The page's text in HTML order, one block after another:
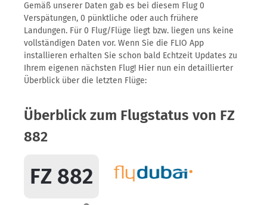
Gemäß unserer Daten gab es bei diesem Flug 0
Verspätungen, 0 pünktliche oder auch frühere
Landungen. Für 0 Flug/Flüge liegt bzw. liegen uns keine
vollständigen Daten vor. Wenn Sie die FLIO App
installieren erhalten Sie schon bald Echtzeit Updates zu
Ihrem eigenen nächsten Flug! Hier nun ein detaillierter
Überblick über die letzten Flüge:
Überblick zum Flugstatus von FZ
882
FZ 882